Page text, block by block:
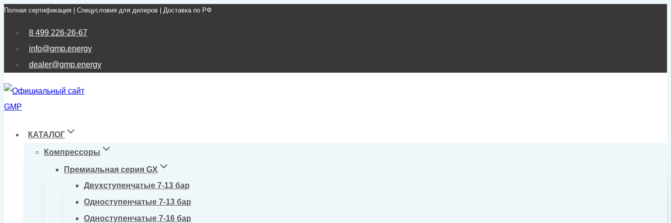
Перейти
Полная сертификация | Спецусловия для дилеров | Доставка по РФ
8 499 226-26-67
info@gmp.energy
dealer@gmp.energy
КАТАЛОГ
Компрессоры
Премиальная серия GX
Двухступенчатые 7-13 бар
Одноступенчатые 7-13 бар
Одноступенчатые 7-16 бар